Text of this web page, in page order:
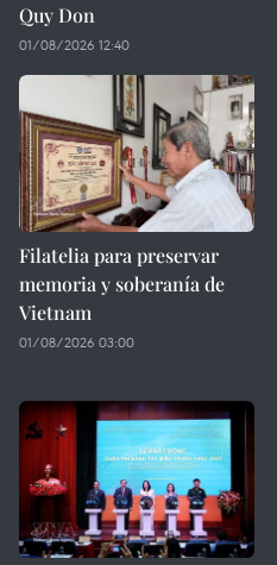
Quy Don
01/08/2026 12:40
Filatelia para preservar
memoria y soberanía de
Vietnam
01/08/2026 03:00